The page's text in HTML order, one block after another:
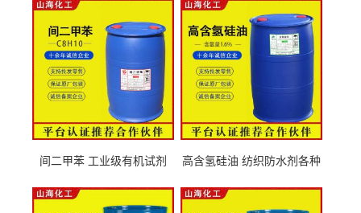
间二甲苯 工业级有机试剂
高含氢硅油 纺织防水剂各种